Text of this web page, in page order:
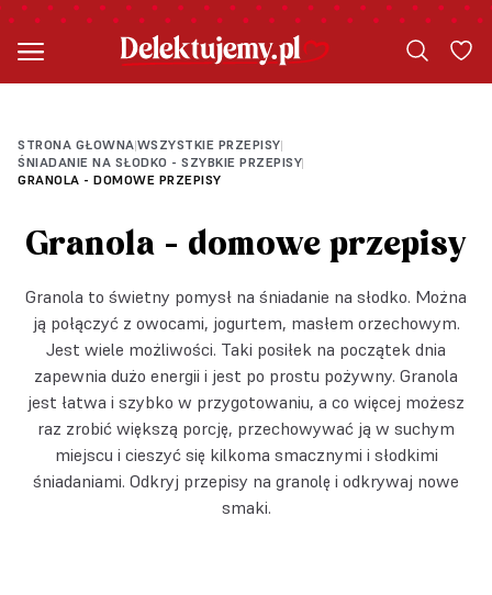
STRONA GŁOWNA|WSZYSTKIE PRZEPISY|
ŚNIADANIE NA SŁODKO - SZYBKIE PRZEPISY|
GRANOLA - DOMOWE PRZEPISY
Granola - domowe przepisy
Granola to świetny pomysł na śniadanie na słodko. Można
ją połączyć z owocami, jogurtem, masłem orzechowym.
Jest wiele możliwości. Taki posiłek na początek dnia
zapewnia dużo energii i jest po prostu pożywny. Granola
jest łatwa i szybko w przygotowaniu, a co więcej możesz
raz zrobić większą porcję, przechowywać ją w suchym
miejscu i cieszyć się kilkoma smacznymi i słodkimi
śniadaniami. Odkryj przepisy na granolę i odkrywaj nowe
smaki.